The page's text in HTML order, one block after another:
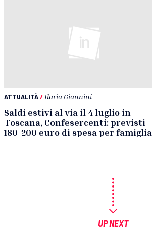
ATTUALITÀ/ Ilaria Giannini
Saldi estivi al via il 4 luglio in
Toscana, Confesercenti: previsti
180-200 euro di spesa per famiglia
UP NEXT